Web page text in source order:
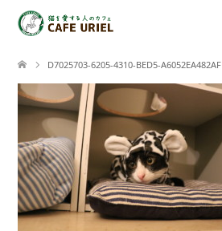
D7025703-6205-4310-BED5-A6052EA482AF